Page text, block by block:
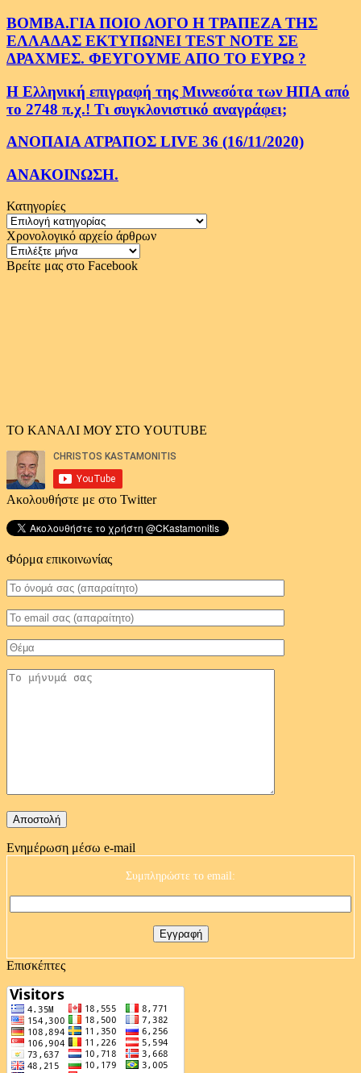
ΒΟΜΒΑ.ΓΙΑ ΠΟΙΟ ΛΟΓΟ Η ΤΡΑΠΕΖΑ ΤΗΣ
ΕΛΛΑΔΑΣ ΕΚΤΥΠΩΝΕΙ TEST NOTE ΣΕ
ΔΡΑΧΜΕΣ. ΦΕΥΓΟΥΜΕ ΑΠΟ ΤΟ ΕΥΡΩ ?
Η Ελληνική επιγραφή της Μιννεσότα των ΗΠΑ από
το 2748 π.χ.! Τι συγκλονιστικό αναγράφει;
ΑΝΟΠΑΙΑ ΑΤΡΑΠΟΣ LIVE 36 (16/11/2020)
ΑΝΑΚΟΙΝΩΣΗ.
Κατηγορίες
Κατηγορίες
Χρονολογικό αρχείο άρθρων
Χρονολογικό
αρχείο
Βρείτε μας στο Facebook
ΤΟ ΚΑΝΑΛΙ ΜΟΥ ΣΤΟ YOUTUBE
Ακολουθήστε με στο Twitter
Φόρμα επικοινωνίας
Ενημέρωση μέσω e-mail
Συμπληρώστε το email:
Επισκέπτες